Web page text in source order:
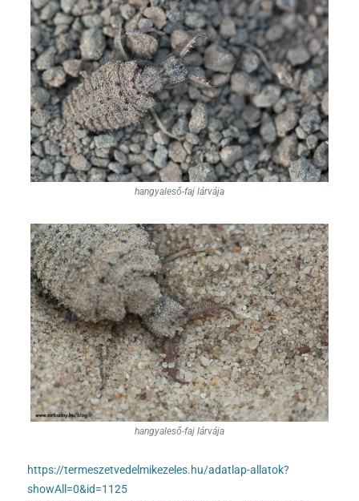
hangyaleső-faj lárvája
hangyaleső-faj lárvája
https://termeszetvedelmikezeles.hu/adatlap-allatok?
showAll=0&id=1125